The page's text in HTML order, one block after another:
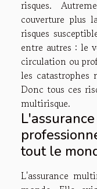
risques.
couverture plus
risques
entre autres : le
circulation ou
les catastrophes
Donc tous ces
multirisque.
tout le
L'assurance